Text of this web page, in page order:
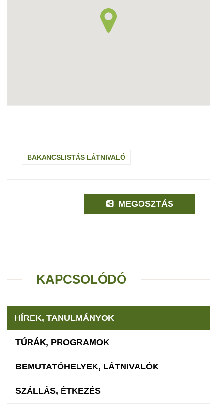
BAKANCSLISTÁS LÁTNIVALÓ
MEGOSZTÁS
KAPCSOLÓDÓ
HÍREK, TANULMÁNYOK
TÚRÁK, PROGRAMOK
BEMUTATÓHELYEK, LÁTNIVALÓK
SZÁLLÁS, ÉTKEZÉS